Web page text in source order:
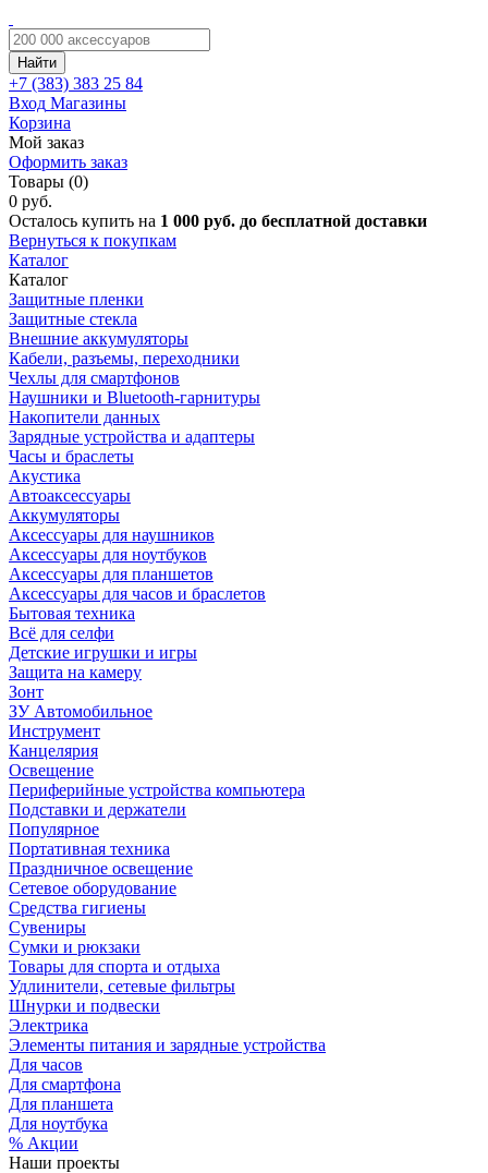
Найти
+7 (383) 383 25 84
Вход Магазины
Корзина
Мой заказ
Оформить заказ
Товары (0)
0 руб.
Осталось купить на 1 000 руб. до бесплатной доставки
Вернуться к покупкам
Каталог
Каталог
Защитные пленки
Защитные стекла
Внешние аккумуляторы
Кабели, разъемы, переходники
Чехлы для смартфонов
Наушники и Bluetooth-гарнитуры
Накопители данных
Зарядные устройства и адаптеры
Часы и браслеты
Акустика
Автоаксессуары
Аккумуляторы
Аксессуары для наушников
Аксессуары для ноутбуков
Аксессуары для планшетов
Аксессуары для часов и браслетов
Бытовая техника
Всё для селфи
Детские игрушки и игры
Защита на камеру
Зонт
ЗУ Автомобильное
Инструмент
Канцелярия
Освещение
Периферийные устройства компьютера
Подставки и держатели
Популярное
Портативная техника
Праздничное освещение
Сетевое оборудование
Средства гигиены
Сувениры
Сумки и рюкзаки
Товары для спорта и отдыха
Удлинители, сетевые фильтры
Шнурки и подвески
Электрика
Элементы питания и зарядные устройства
Для часов
Для смартфона
Для планшета
Для ноутбука
% Акции
Наши проекты